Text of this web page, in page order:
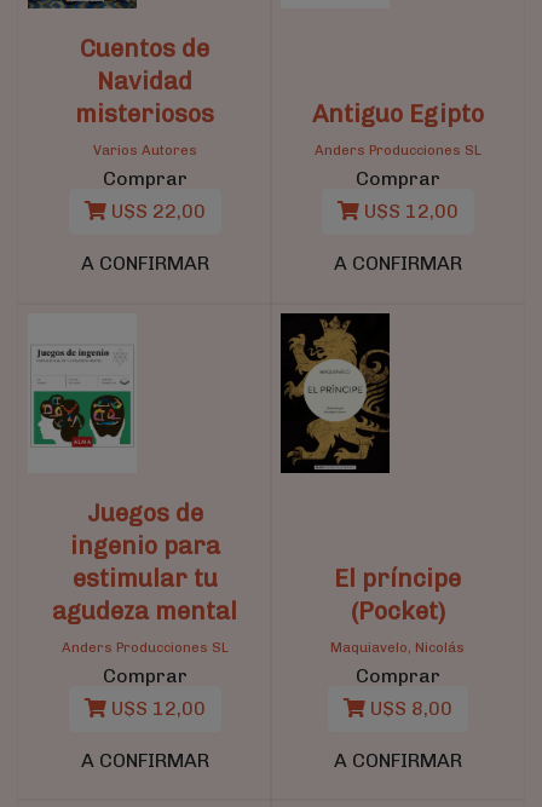
Cuentos de
Navidad
misteriosos
Varios Autores
Comprar
U$S 22,00
A CONFIRMAR
Antiguo Egipto
Anders Producciones SL
Comprar
U$S 12,00
A CONFIRMAR
Juegos de
ingenio para
estimular tu
agudeza mental
Anders Producciones SL
Comprar
U$S 12,00
A CONFIRMAR
El príncipe
(Pocket)
Maquiavelo, Nicolás
Comprar
U$S 8,00
A CONFIRMAR